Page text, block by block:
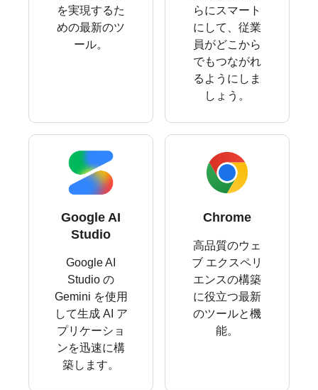
を実現するた
めの最新のツ
ール。
らにスマート
にして、従業
員がどこから
でもつながれ
るようにしま
しょう。
Google AI
Studio
Google AI
Studio の
Gemini を使用
して生成 AI ア
プリケーショ
ンを迅速に構
築します。
Chrome
高品質のウェ
ブ エクスペリ
エンスの構築
に役立つ最新
のツールと機
能。